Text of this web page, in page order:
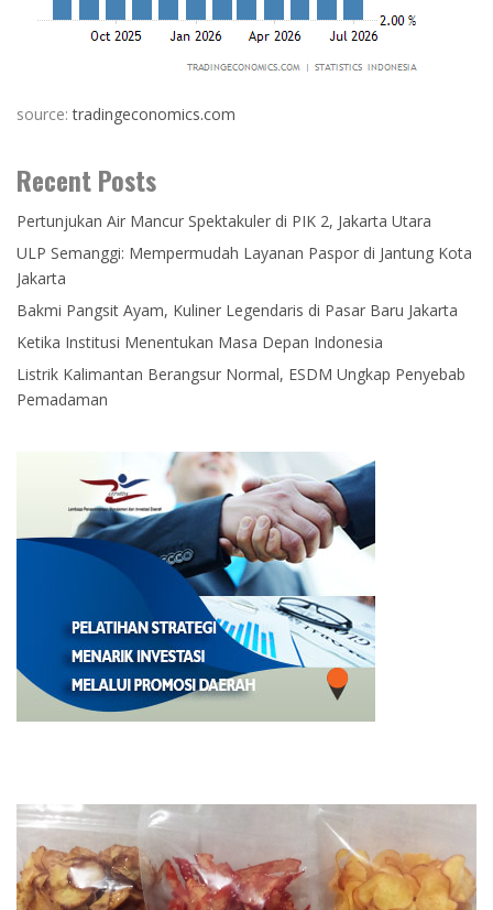
source:tradingeconomics.com
Recent Posts
Pertunjukan Air Mancur Spektakuler di PIK 2, Jakarta Utara
ULP Semanggi: Mempermudah Layanan Paspor di Jantung Kota
Jakarta
Bakmi Pangsit Ayam, Kuliner Legendaris di Pasar Baru Jakarta
Ketika Institusi Menentukan Masa Depan Indonesia
Listrik Kalimantan Berangsur Normal, ESDM Ungkap Penyebab
Pemadaman